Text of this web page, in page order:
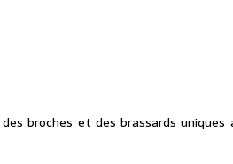
broches et des brassards uniques